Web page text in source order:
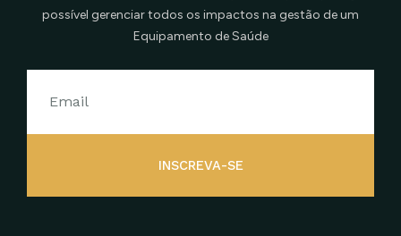
possível gerenciar todos os impactos na gestão de um
Equipamento de Saúde
INSCREVA-SE